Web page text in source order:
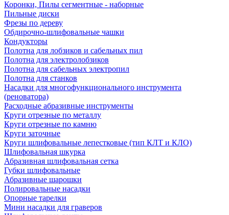
Коронки, Пилы сегментные - наборные
Пильные диски
Фрезы по дереву
Обдирочно-шлифовальные чашки
Кондукторы
Полотна для лобзиков и сабельных пил
Полотна для электролобзиков
Полотна для сабельных электропил
Полотна для станков
Насадки для многофункционального инструмента
(реноватора)
Расходные абразивные инструменты
Круги отрезные по металлу
Круги отрезные по камню
Круги заточные
Круги шлифовальные лепестковые (тип КЛТ и КЛО)
Шлифовальная шкурка
Абразивная шлифовальная сетка
Губки шлифовальные
Абразивные шарошки
Полировальные насадки
Опорные тарелки
Мини насадки для граверов